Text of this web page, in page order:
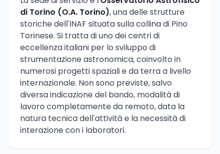
di Torino (O.A. Torino), una delle strutture
storiche dell'INAF situata sulla collina di Pino
Torinese. Si tratta di uno dei centri di
eccellenza italiani per lo sviluppo di
strumentazione astronomica, coinvolto in
numerosi progetti spaziali e da terra a livello
internazionale. Non sono previste, salvo
diversa indicazione del bando, modalità di
lavoro completamente da remoto, data la
natura tecnica dell'attività e la necessità di
interazione con i laboratori.